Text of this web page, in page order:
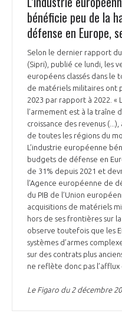
bénéficie peu de la
défense en Europe,
Selon le dernier rapport
(Sipri), publié ce lundi, les
européens classés dans le
de matériels militaires ont
2023 par rapport à 2022. «
l’armement est à la traîne
croissance des revenus
de toutes les régions du
L’industrie européenne
budgets de défense en
de 31% depuis 2021 et
l’Agence européenne de
du PIB de l’Union
acquisitions de matériels
hors de ses frontières sur
observe toutefois que les
systèmes d’armes
sur des contrats plus
ne reflète donc pas l’afflux
Le Figaro du 2 décembre